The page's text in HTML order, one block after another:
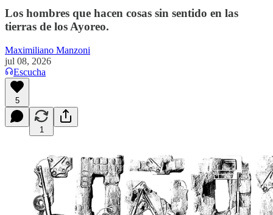
Los hombres que hacen cosas sin sentido en las
tierras de los Ayoreo.
Maximiliano Manzoni
jul 08, 2026
Escucha
5
1